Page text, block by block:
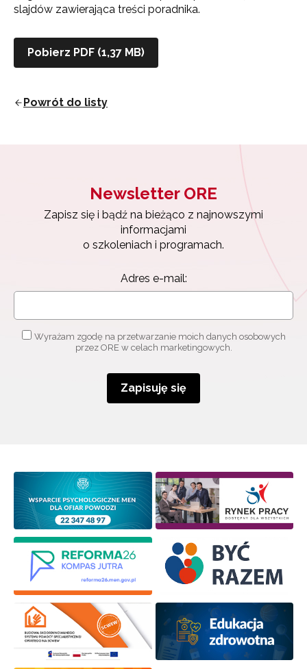
slajdów zawierająca treści poradnika.
Pobierz PDF (1,37 MB)
Powrót do listy
Newsletter ORE
Zapisz się i bądź na bieżąco z najnowszymi
informacjami
o szkoleniach i programach.
Adres e-mail:
Wyrażam zgodę na przetwarzanie moich danych osobowych
przez ORE w celach marketingowych.
Zapisuję się
Newsletter ORE
Wyrażam zgodę na przetwarzanie moich danych
osobowych przez ORE w celach marketingowych.